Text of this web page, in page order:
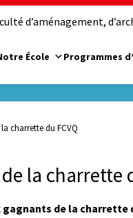
d’aménagement,
École Programmes
charrette du FCVQ
la charrette
de la charrette